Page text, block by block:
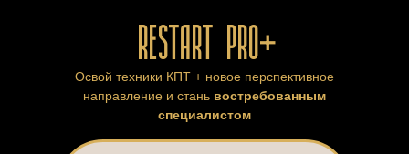
RESTART PRO+
Освой техники КПТ + новое перспективное
направление и стань востребованным
специалистом